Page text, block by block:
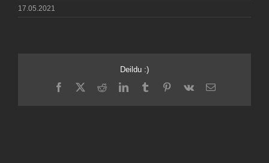
17.05.2021
Deildu :)
Facebook
X RedditLinkedInTumblrPinterest
Vk Email